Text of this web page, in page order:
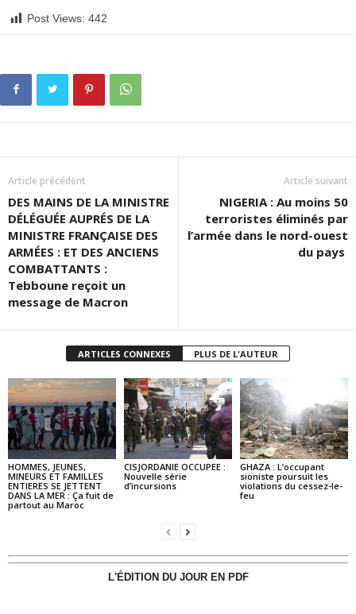
Post Views: 442
Article précédent
DES MAINS DE LA MINISTRE
DÉLÉGUÉE AUPRÉS DE LA
MINISTRE FRANÇAISE DES
ARMÉES : ET DES ANCIENS
COMBATTANTS :
Tebboune reçoit un
message de Macron
Article suivant
NIGERIA : Au moins 50
terroristes éliminés par
l’armée dans le nord-ouest
du pays
ARTICLES CONNEXES PLUS DE L'AUTEUR
HOMMES, JEUNES,
MINEURS ET FAMILLES
ENTIERES SE JETTENT
DANS LA MER : Ça fuit de
partout au Maroc
CISJORDANIE OCCUPEE :
Nouvelle série
d’incursions
GHAZA : L’occupant
sioniste poursuit les
violations du cessez-le-
feu
L'ÉDITION DU JOUR EN PDF